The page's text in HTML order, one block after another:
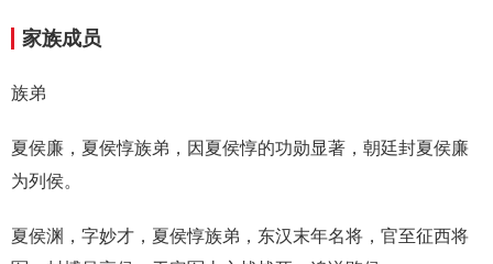
家族成员
族弟
夏侯廉，夏侯惇族弟，因夏侯惇的功勋显著，朝廷封夏侯廉
为列侯。
夏侯渊，字妙才，夏侯惇族弟，东汉末年名将，官至征西将